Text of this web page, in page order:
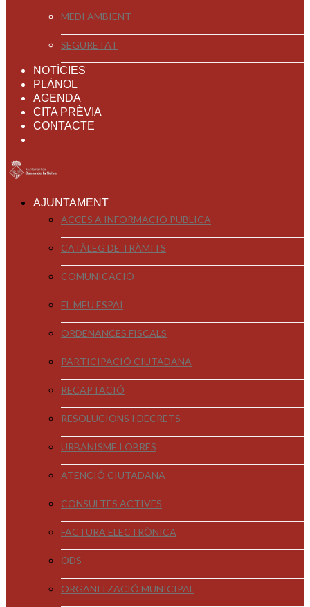
MEDI AMBIENT
SEGURETAT
NOTÍCIES
PLÀNOL
AGENDA
CITA PRÈVIA
CONTACTE
AJUNTAMENT
ACCÉS A INFORMACIÓ PÚBLICA
CATÀLEG DE TRÀMITS
COMUNICACIÓ
EL MEU ESPAI
ORDENANCES FISCALS
PARTICIPACIÓ CIUTADANA
RECAPTACIÓ
RESOLUCIONS I DECRETS
URBANISME I OBRES
ATENCIÓ CIUTADANA
CONSULTES ACTIVES
FACTURA ELECTRÒNICA
ODS
ORGANITZACIÓ MUNICIPAL